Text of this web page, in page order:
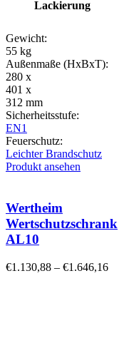
Lackierung
Gewicht:
55 kg
Außenmaße (HxBxT):
280 x
401 x
312 mm
Sicherheitsstufe:
EN1
Feuerschutz:
Leichter Brandschutz
Produkt ansehen
Wertheim
Wertschutzschrank
AL10
€1.130,88 – €1.646,16